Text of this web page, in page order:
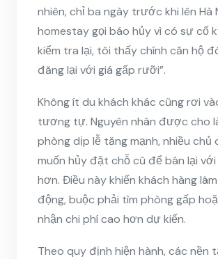
nhiên, chỉ ba ngày trước khi lên Hà
homestay gọi báo hủy vì có sự cố
kiểm tra lại, tôi thấy chính căn hộ
đăng lại với giá gấp rưỡi”.
Không ít du khách khác cũng rơi
tương tự. Nguyên nhân được cho
phòng dịp lễ tăng mạnh, nhiều chủ
muốn hủy đặt chỗ cũ để bán lại
hơn. Điều này khiến khách hàng
động, buộc phải tìm phòng gấp
nhận chi phí cao hơn dự kiến.
Theo quy định hiện hành, các nền